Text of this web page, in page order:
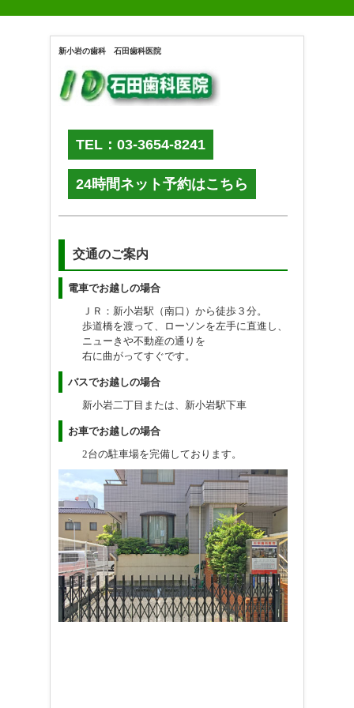
新小岩の歯科 石田歯科医院
TEL：03-3654-8241
24時間ネット予約はこちら
交通のご案内
電車でお越しの場合
ＪＲ：新小岩駅（南口）から徒歩３分。
歩道橋を渡って、ローソンを左手に直進し、
ニューきや不動産の通りを
右に曲がってすぐです。
バスでお越しの場合
新小岩二丁目または、新小岩駅下車
お車でお越しの場合
2台の駐車場を完備しております。